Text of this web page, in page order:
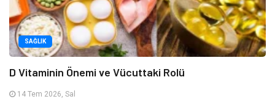
SAĞLIK
D Vitaminin Önemi ve Vücuttaki Rolü
14 Tem 2026, Sal